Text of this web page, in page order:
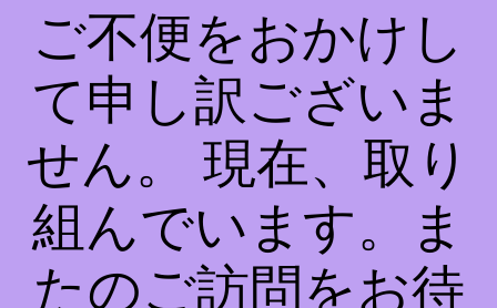
ご不便をおかけし
て申し訳ございま
せん。 現在、取り
組んでいます。ま
たのご訪問をお待